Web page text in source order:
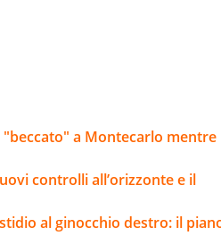
"beccato" a Montecarlo mentre
controlli all’orizzonte e il
al ginocchio destro: il